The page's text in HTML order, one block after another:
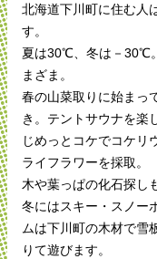
北海道下川町に住む人
す。
夏は30℃、冬は－30℃
まざま。
春の山菜取りに始まっ
き。テントサウナを楽
じめっとコケでコケリ
ライフラワーを採取。
木や葉っぱの化石探し
冬にはスキー・スノー
ムは下川町の木材で雪
りて遊びます。